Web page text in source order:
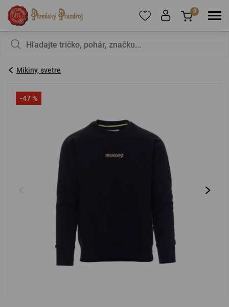
sa.
PRIHLÁSENIE CEZ FACEBOOK
0
Mikiny, svetre
-47 %